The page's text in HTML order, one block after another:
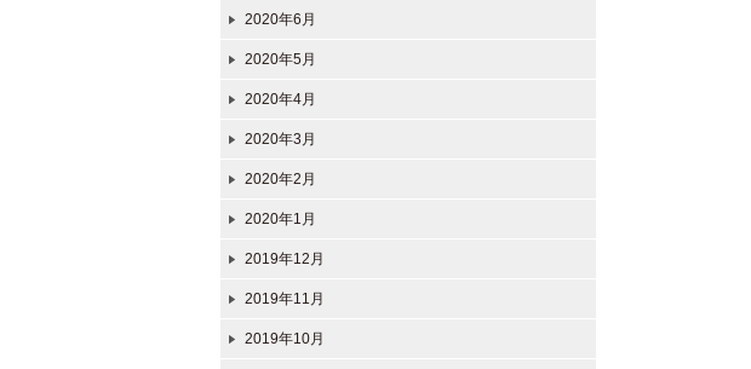
2020年6月
2020年5月
2020年4月
2020年3月
2020年2月
2020年1月
2019年12月
2019年11月
2019年10月